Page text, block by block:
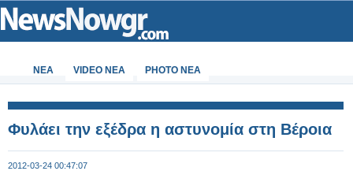
ΝΕΑ VIDEO NEA PHOTO NEA
Φυλάει την εξέδρα η αστυνομία στη Βέροια
2012-03-24 00:47:07